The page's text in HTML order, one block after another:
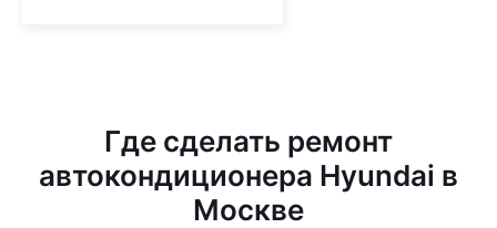
Где сделать ремонт
автокондиционера Hyundai в
Москве